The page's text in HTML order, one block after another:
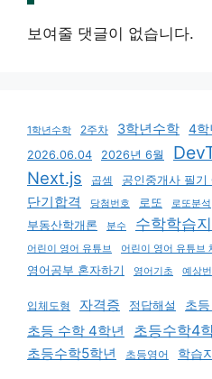
보여줄 댓글이 없습니다.
1학년수학 2주차 3학년수학 4학
2026.06.04 2026년 6월
Next.js 곱셈 공인중개사 필기
단기합격 당첨번호 로또 로또분석
부동산학개론
분수 수학학습지
어린이 영어 유튜브
어린이 영어 유튜브
영어공부 혼자하기
영어기초 예상
입체도형 자격증 정답해설 초
초등 수학 4학년 초등수학4
초등수학5학년
초등영어 학습